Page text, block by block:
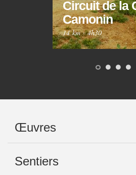
Circuit de la
Camonin
14 km·4h30
Œuvres
Sentiers